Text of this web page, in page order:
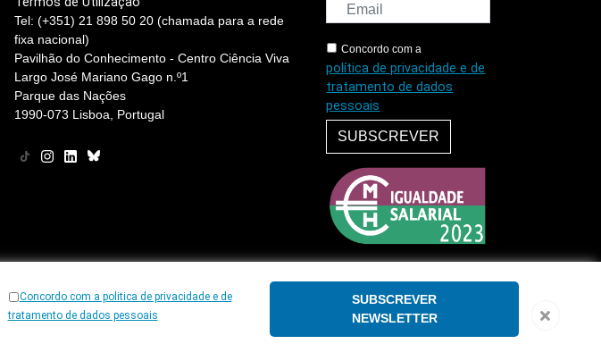
Tel: (+351) 21 898 50 20 (chamada para a rede
fixa nacional)
Pavilhão do Conhecimento - Centro Ciência Viva
Largo José Mariano Gago n.º1
Parque das Nações
1990-073 Lisboa, Portugal
Concordo com a
política de privacidade e de
tratamento de dados
pessoais
SUBSCREVER
Ciência Viva
Concordo com a politica de privacidade e de
tratamento de dados pessoais
SUBSCREVER
NEWSLETTER